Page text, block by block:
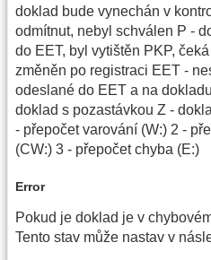
doklad bude vynechán v
odmítnut, nebyl schválen P -
do EET, byl vytištěn PKP,
změněn po registraci EET -
odeslané do EET a na
doklad s pozastávkou Z -
- přepočet varování (W:) 2 -
(CW:) 3 - přepočet chyba (E:)
Error
Pokud je doklad je v
Tento stav může nastav v